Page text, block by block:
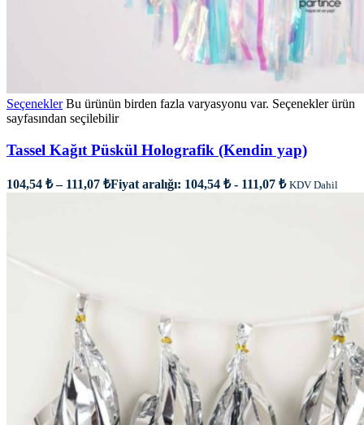
SeçeneklerBu ürünün birden fazla varyasyonu var. Seçenekler ürün
sayfasından seçilebilir
Tassel Kağıt Püskül Holografik (Kendin yap)
104,54 ₺ – 111,07 ₺Fiyat aralığı: 104,54 ₺ - 111,07 ₺ KDV Dahil